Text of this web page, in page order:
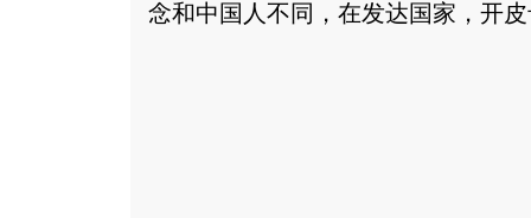
念和中国人不同，在发达国家，开